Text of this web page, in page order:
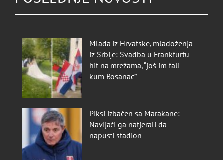
Mlada iz Hrvatske, mladoženja
iz Srbije: Svadba u Frankfurtu
hit na mrežama, “još im fali
kum Bosanac”
Piksi izbačen sa Marakane:
Navijači ga natjerali da
napusti stadion